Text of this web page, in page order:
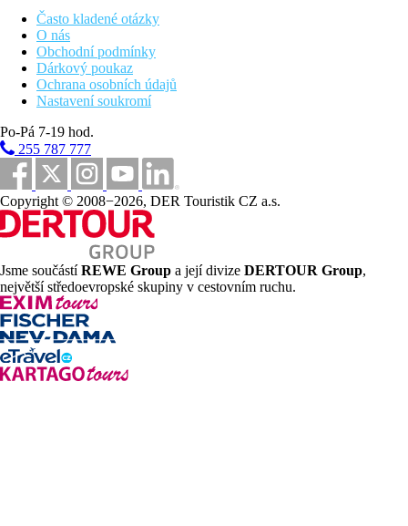
Druhy pokojů:
Jednolůžkový pokoj
Dvoulůžkový pokoj
Třílůžkový pokoj
Apartmá Juniormá zaručený balkon
Vzdálenosti
58 km
Vzdálenost od nejbližšího letiště
1 km
Vzdálenost k pláži
Pláž
Druh pláže
Plážová dovolená
Často kladené otázky
O nás
Obchodní podmínky
Dárkový poukaz
Ochrana osobních údajů
Nastavení soukromí
Po-Pá 7-19 hod.
255 787 777
Copyright © 2008−2026, DER Touristik CZ a.s.
Jsme součástíREWE Group a její divize DERTOUR Group,
největší středoevropské skupiny v cestovním ruchu.